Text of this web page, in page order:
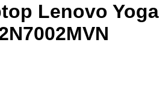
Lenovo Yoga